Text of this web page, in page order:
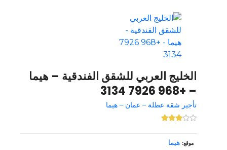
الخليج العربي للشقق الفندقية – هيما
– +968 7926 3134
تأجير شقة عطلة – عمان – هيما
موقع هيما